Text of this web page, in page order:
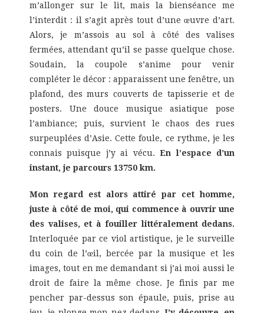
m’allonger sur le lit, mais la bienséance me
l’interdit : il s’agit après tout d’une œuvre d’art.
Alors, je m’assois au sol à côté des valises
fermées, attendant qu’il se passe quelque chose.
Soudain, la coupole s’anime pour venir
compléter le décor : apparaissent une fenêtre, un
plafond, des murs couverts de tapisserie et de
posters. Une douce musique asiatique pose
l’ambiance; puis, survient le chaos des rues
surpeuplées d’Asie. Cette foule, ce rythme, je les
connais puisque j’y ai vécu.En l’espace d’un
instant, je parcours 13750 km.
Mon regard est alors attiré par cet homme,
juste à côté de moi, qui commence à ouvrir une
des valises, et à fouiller littéralement dedans.
Interloquée par ce viol artistique, je le surveille
du coin de l’œil, bercée par la musique et les
images, tout en me demandant si j’ai moi aussi le
droit de faire la même chose. Je finis par me
pencher par-dessus son épaule, puis, prise au